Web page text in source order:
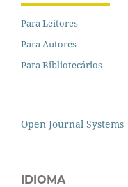
Para Leitores
Para Autores
Para Bibliotecários
Open Journal Systems
IDIOMA